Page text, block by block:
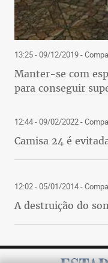
13:25 - 09/12/2019-
Manter-se com
para conseguir
12:44 - 09/02/2022-
Camisa 24 é
12:02 - 05/01/2014-
A destruição do